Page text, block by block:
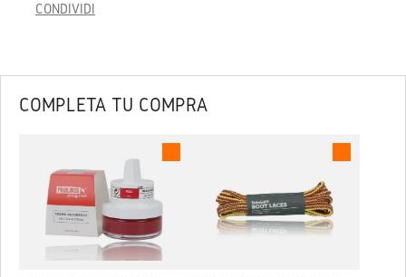
CONDIVIDI
COMPLETA TU COMPRA